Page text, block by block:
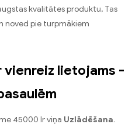
kvalitātes produktu, Tas
noved pie turpmākiem
vienreiz lietojams -
45000 Ir viņa Uzlādēšana.